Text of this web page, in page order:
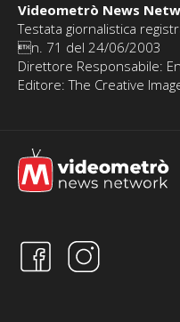
Videometrò News
Testata giornalistica
n. 71 del 24/06/2003
Direttore Responsabile:
Editore: The Creative